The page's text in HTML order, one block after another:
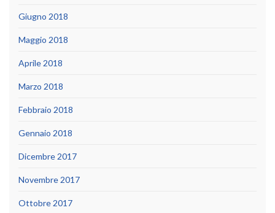
Giugno 2018
Maggio 2018
Aprile 2018
Marzo 2018
Febbraio 2018
Gennaio 2018
Dicembre 2017
Novembre 2017
Ottobre 2017